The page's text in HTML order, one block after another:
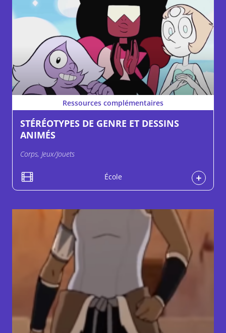
Ressources complémentaires
STÉRÉOTYPES DE GENRE ET DESSINS
ANIMÉS
Corps, Jeux/Jouets
École